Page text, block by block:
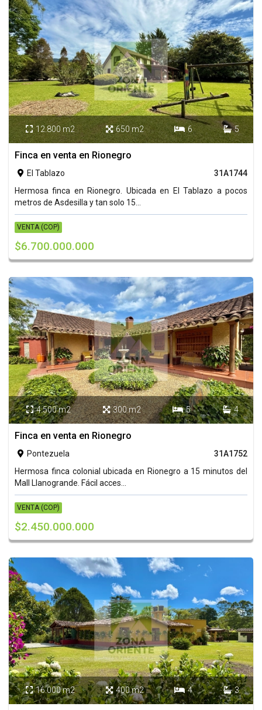
 12.800 m2  650 m2  6  5
Finca en venta en Rionegro
 El Tablazo
31A1744
Hermosa finca en Rionegro. Ubicada en El Tablazo a pocos
metros de Asdesilla y tan solo 15...
VENTA (COP)
$6.700.000.000
 4.500 m2  300 m2  5  4
Finca en venta en Rionegro
 Pontezuela
31A1752
Hermosa finca colonial ubicada en Rionegro a 15 minutos del
Mall Llanogrande. Fácil acces...
VENTA (COP)
$2.450.000.000
 16.000 m2  400 m2  4  3